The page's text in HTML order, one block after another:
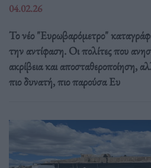
04.02.26
Το νέο "Ευρωβαρόμετρο"
την αντίφαση. Oι πολίτες που
ακρίβεια και αποσταθεροποίηση,
πιο δυνατή, πιο παρούσα Ευ